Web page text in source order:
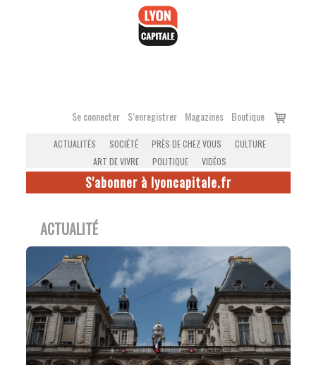
Se connecter S’enregistrer Magazines Boutique
Voir
ACTUALITÉS SOCIÉTÉ PRÈS DE CHEZ VOUS
CULTURE
ART DE VIVRE
POLITIQUE VIDÉOS
S'abonner à lyoncapitale.fr
ACTUALITÉ